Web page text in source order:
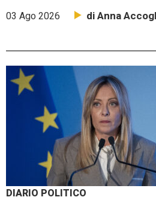
03 Ago 2026 di Anna
DIARIO POLITICO